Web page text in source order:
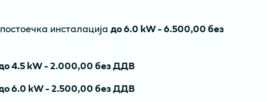
инсталацијадо 6.0 kW - 6.500,00 без
4.5 kW - 2.000,00 без ДДВ
6.0 kW - 2.500,00 без ДДВ